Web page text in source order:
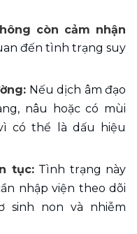
còn cảm nhận
đến tình trạng suy
Nếu dịch âm đạo
nâu hoặc có mùi
có thể là dấu hiệu
tục: Tình trạng này
nhập viện theo dõi
sinh non và nhiễm